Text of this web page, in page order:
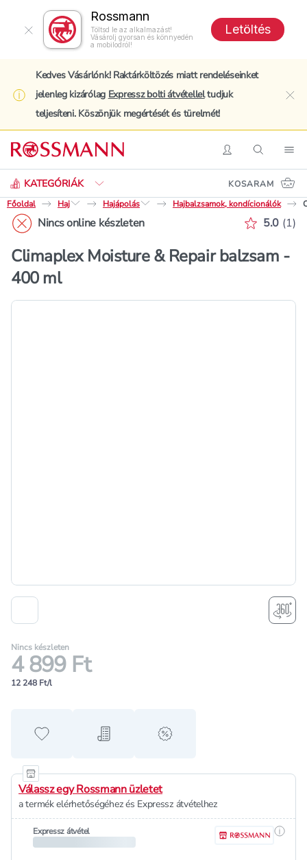
Rossmann
Töltsd le az alkalmazást!
Vásárolj gyorsan és könnyedén
a mobilodról!
Letöltés
Kedves Vásárlónk! Raktárköltözés miatt rendeléseinket
jelenleg kizárólag Expressz bolti átvételleltudjuk
teljesíteni. Köszönjük megértését és türelmét!
BelépésKeresés
KATEGÓRIÁK
Keresés
KOSARAM
Főoldal
Haj Hajápolás Hajbalzsamok, kondícionálók
Nincs online készleten 5.0 (1)
Climaplex Moisture & Repair balzsam -
400 ml
Nincs készleten
4 899 Ft
12 248 Ft/l
Hozzáadás a kedvencekhez
Hozzáadás a bevásárló listához
alert when on sale
Válassz egy Rossmann üzletet
a termék elérhetőségéhez és Expressz átvételhez
Expressz átvétel